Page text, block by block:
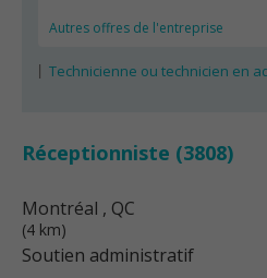
Autres offres de l'entreprise
Technicienne ou technicien en
Réceptionniste (3808)
Montréal , QC
(4 km)
Soutien administratif